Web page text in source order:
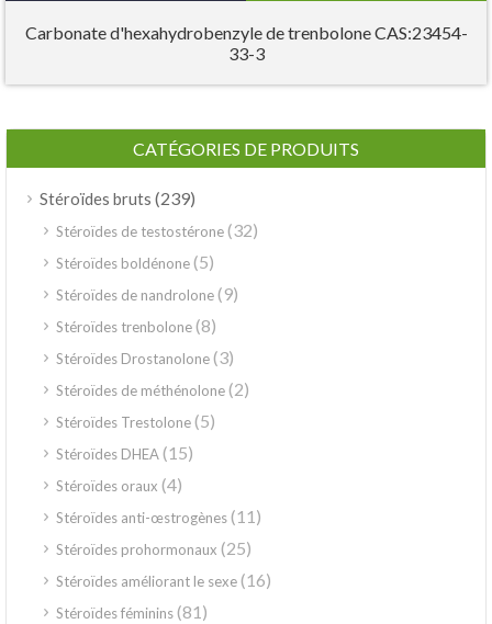
Carbonate d'hexahydrobenzyle de trenbolone CAS:23454-
33-3
CATÉGORIES DE PRODUITS
Stéroïdes bruts (239)
Stéroïdes de testostérone(32)
Stéroïdes boldénone(5)
Stéroïdes de nandrolone(9)
Stéroïdes trenbolone(8)
Stéroïdes Drostanolone(3)
Stéroïdes de méthénolone(2)
Stéroïdes Trestolone(5)
Stéroïdes DHEA(15)
Stéroïdes oraux (4)
Stéroïdes anti-œstrogènes(11)
Stéroïdes prohormonaux (25)
Stéroïdes améliorant le sexe(16)
Stéroïdes féminins(81)